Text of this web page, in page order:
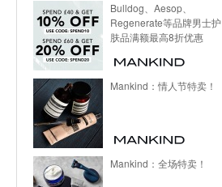
Bulldog、Aesop、
Regenerate等品牌男士护
肤品满额最高8折优惠
Mankind：情人节特卖！
Mankind：全场特卖！